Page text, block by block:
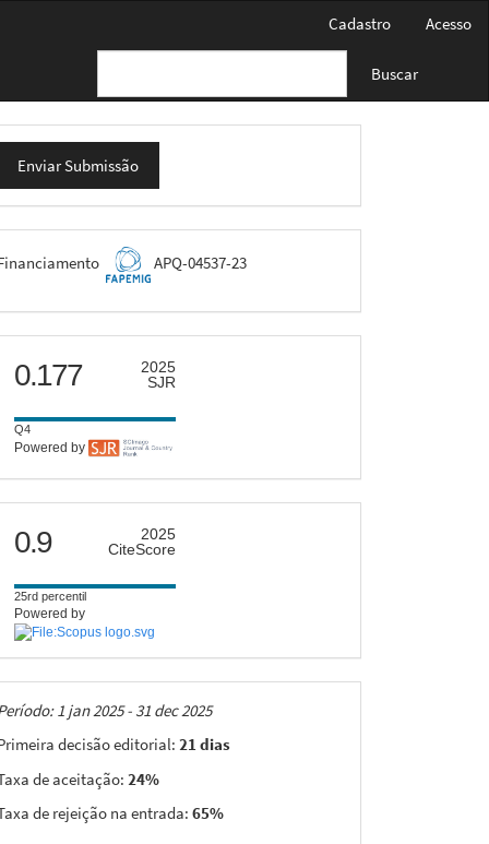
Cadastro Acesso
Buscar
Enviar Submissão
APQ-04537-23
scimago
0.177
2025
SJR
Q4
Powered by
citescore
0.9
2025
CiteScore
25rd percentil
Powered by
1 jan 2025 - 31 dec 2025
decisão editorial: 21 dias
de aceitação: 24%
de rejeição na entrada: 65%